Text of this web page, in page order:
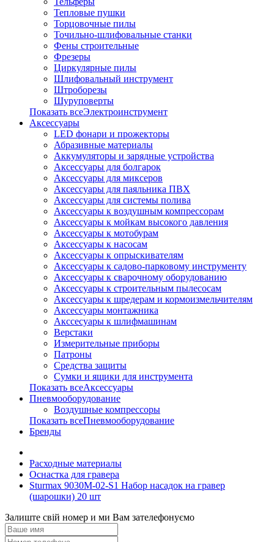
Тепловые пушки
Торцовочные пилы
Точильно-шлифовальные станки
Фены строительные
Фрезеры
Циркулярные пилы
Шлифовальный инструмент
Штроборезы
Шуруповерты
Показать всеЭлектроинструмент
Аксессуары
LED фонари и прожекторы
Абразивные материалы
Аккумуляторы и зарядные устройства
Аксессуары для болгарок
Аксессуары для миксеров
Аксессуары для паяльника ПВХ
Аксессуары для системы полива
Аксессуары к воздушным компрессорам
Аксессуары к мойкам высокого давления
Аксессуары к мотобурам
Аксессуары к насосам
Аксессуары к опрыскивателям
Аксессуары к садово-парковому инструменту
Аксессуары к сварочному оборудованию
Аксессуары к строительным пылесосам
Аксессуары к шредерам и кормоизмельчителям
Аксессуары монтажника
Акссесуары к шлифмашинам
Верстаки
Измерительные приборы
Патроны
Средства защиты
Сумки и ящики для инструмента
Показать всеАксессуары
Пневмооборудование
Воздушные компрессоры
Показать всеПневмооборудование
Бренды
Расходные материалы
Оснастка для гравера
Sturmax 9030M-02-S1 Набор насадок на гравер
(шарошки) 20 шт
Залиште свій номер и ми Вам зателефонуємо